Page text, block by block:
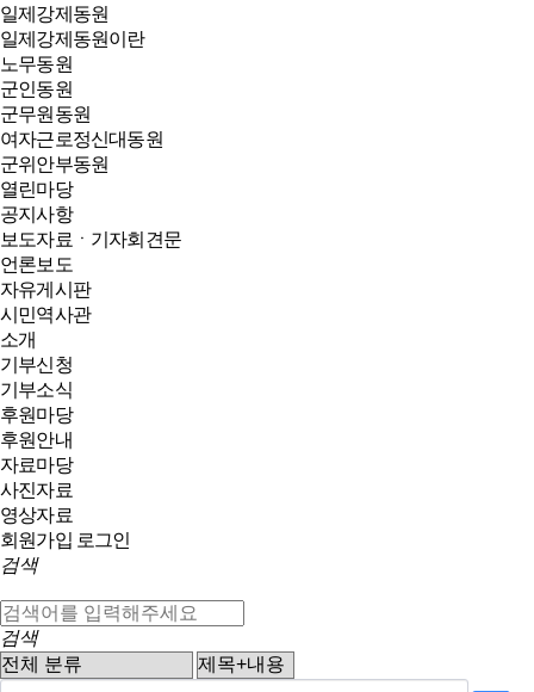
일제강제동원
일제강제동원이란
노무동원
군인동원
군무원동원
여자근로정신대동원
군위안부동원
열린마당
공지사항
보도자료ㆍ기자회견문
언론보도
자유게시판
시민역사관
소개
기부신청
기부소식
후원마당
후원안내
자료마당
사진자료
영상자료
회원가입 로그인
검색
검색